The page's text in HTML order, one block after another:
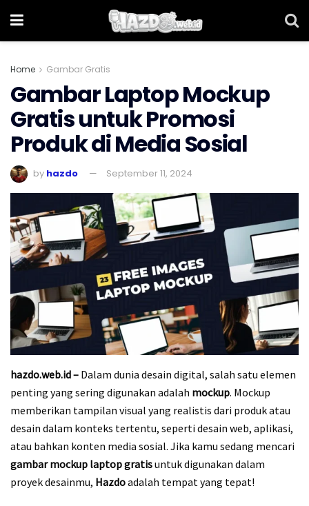
Home Gambar Gratis
Gambar Laptop Mockup
Gratis untuk Promosi
Produk di Media Sosial
by hazdo September 11, 2024
hazdo.web.id – Dalam dunia desain digital, salah satu elemen
penting yang sering digunakan adalah mockup. Mockup
memberikan tampilan visual yang realistis dari produk atau
desain dalam konteks tertentu, seperti desain web, aplikasi,
atau bahkan konten media sosial. Jika kamu sedang mencari
gambar mockup laptop gratisuntuk digunakan dalam
proyek desainmu, Hazdoadalah tempat yang tepat!